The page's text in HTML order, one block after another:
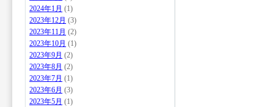
2024年1月 (1)
2023年12月 (3)
2023年11月 (2)
2023年10月 (1)
2023年9月 (2)
2023年8月 (2)
2023年7月 (1)
2023年6月 (3)
2023年5月 (1)